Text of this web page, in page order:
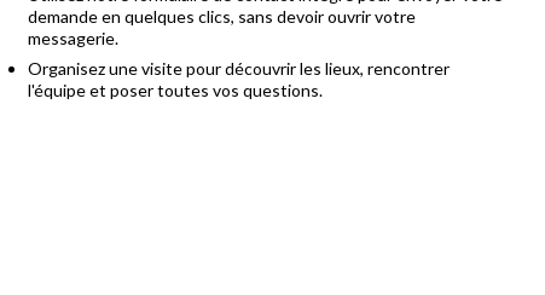
demande en quelques clics, sans devoir ouvrir votre
messagerie.
Organisez une visite pour découvrir les lieux, rencontrer
l'équipe et poser toutes vos questions.